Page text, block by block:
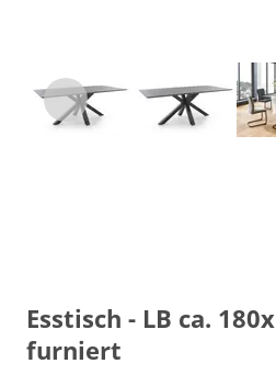
Esstisch - LB ca.
furniert